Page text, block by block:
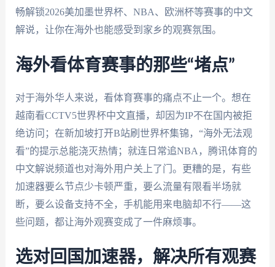
畅解锁2026美加墨世界杯、NBA、欧洲杯等赛事的中文
解说，让你在海外也能感受到家乡的观赛氛围。
海外看体育赛事的那些“堵点”
对于海外华人来说，看体育赛事的痛点不止一个。想在
越南看CCTV5世界杯中文直播，却因为IP不在国内被拒
绝访问；在新加坡打开B站刷世界杯集锦，“海外无法观
看”的提示总能浇灭热情；就连日常追NBA，腾讯体育的
中文解说频道也对海外用户关上了门。更糟的是，有些
加速器要么节点少卡顿严重，要么流量有限看半场就
断，要么设备支持不全，手机能用来电脑却不行——这
些问题，都让海外观赛变成了一件麻烦事。
选对回国加速器，解决所有观赛